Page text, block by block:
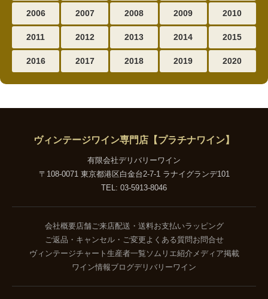
2006 2007 2008 2009 2010
2011 2012 2013 2014 2015
2016 2017 2018 2019 2020
ヴィンテージワイン専門店【プラチナワイン】
有限会社デリバリーワイン
〒108-0071 東京都港区白金台2-7-1 ラナイグランデ101
TEL: 03-5913-8046
会社概要店舗ご来店配送・送料お支払いラッピング
ご返品・キャンセル・ご変更よくある質問 お問合せ
ヴィンテージチャート 生産者一覧 ソムリエ紹介 メディア掲載
ワイン情報ブログデリバリーワイン